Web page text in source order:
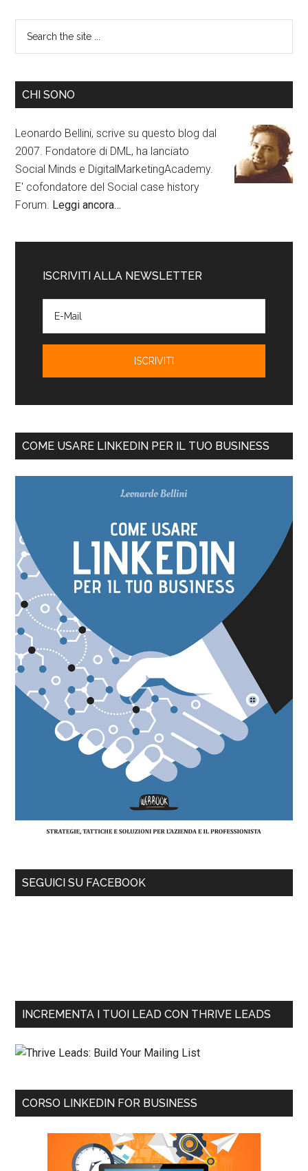
CHI SONO
Leonardo Bellini, scrive su questo blog dal
2007. Fondatore di DML, ha lanciato
Social Minds e DigitalMarketingAcademy.
E' cofondatore del Social case history
Forum. Leggi ancora…
ISCRIVITI ALLA NEWSLETTER
COME USARE LINKEDIN PER IL TUO BUSINESS
SEGUICI SU FACEBOOK
INCREMENTA I TUOI LEAD CON THRIVE LEADS
CORSO LINKEDIN FOR BUSINESS